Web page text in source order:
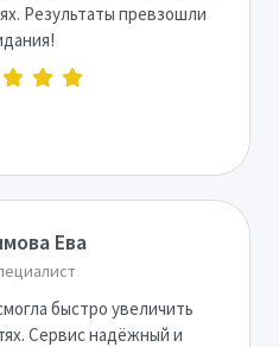
Результаты превзошли
Ева
быстро увеличить
Сервис надёжный и